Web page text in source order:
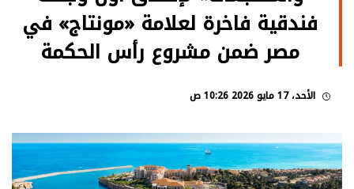
فندقية فاخرة لعلامة «مونتاج» في
مصر ضمن مشروع رأس الحكمة
الأحد، 17 مايو 2026 10:26 ص